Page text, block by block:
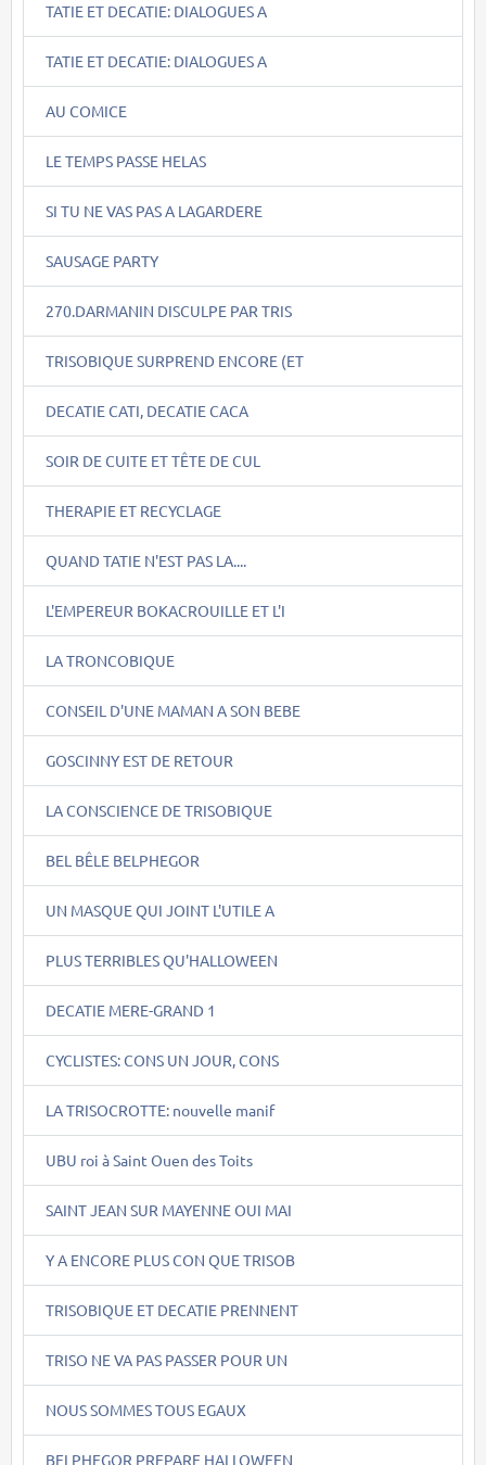
TATIE ET DECATIE: DIALOGUES A
TATIE ET DECATIE: DIALOGUES A
AU COMICE
LE TEMPS PASSE HELAS
SI TU NE VAS PAS A LAGARDERE
SAUSAGE PARTY
270.DARMANIN DISCULPE PAR TRIS
TRISOBIQUE SURPREND ENCORE (ET
DECATIE CATI, DECATIE CACA
SOIR DE CUITE ET TÊTE DE CUL
THERAPIE ET RECYCLAGE
QUAND TATIE N'EST PAS LA....
L'EMPEREUR BOKACROUILLE ET L'I
LA TRONCOBIQUE
CONSEIL D'UNE MAMAN A SON BEBE
GOSCINNY EST DE RETOUR
LA CONSCIENCE DE TRISOBIQUE
BEL BÊLE BELPHEGOR
UN MASQUE QUI JOINT L'UTILE A
PLUS TERRIBLES QU'HALLOWEEN
DECATIE MERE-GRAND 1
CYCLISTES: CONS UN JOUR, CONS
LA TRISOCROTTE: nouvelle manif
UBU roi à Saint Ouen des Toits
SAINT JEAN SUR MAYENNE OUI MAI
Y A ENCORE PLUS CON QUE TRISOB
TRISOBIQUE ET DECATIE PRENNENT
TRISO NE VA PAS PASSER POUR UN
NOUS SOMMES TOUS EGAUX
BELPHEGOR PREPARE HALLOWEEN